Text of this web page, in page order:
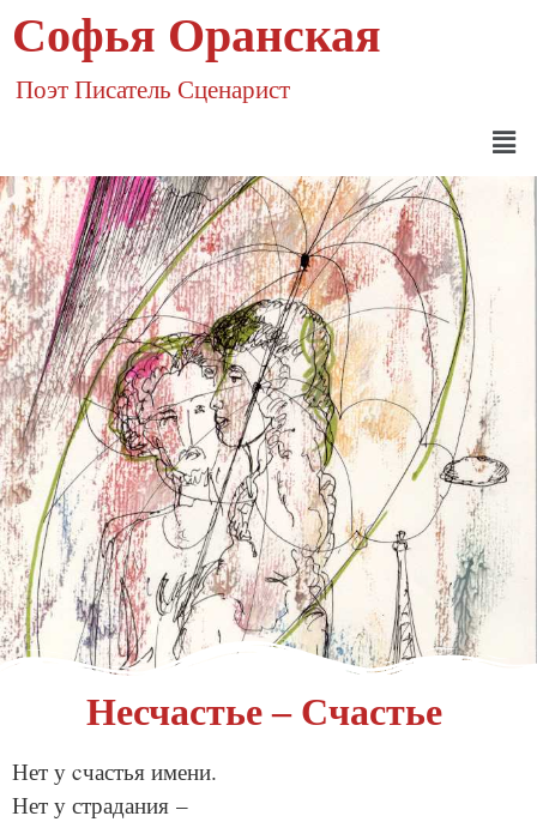
Софья Оранская
Поэт Писатель Сценарист
Несчастье – Счастье
Нет у cчастья имени.
Нет у страдания –